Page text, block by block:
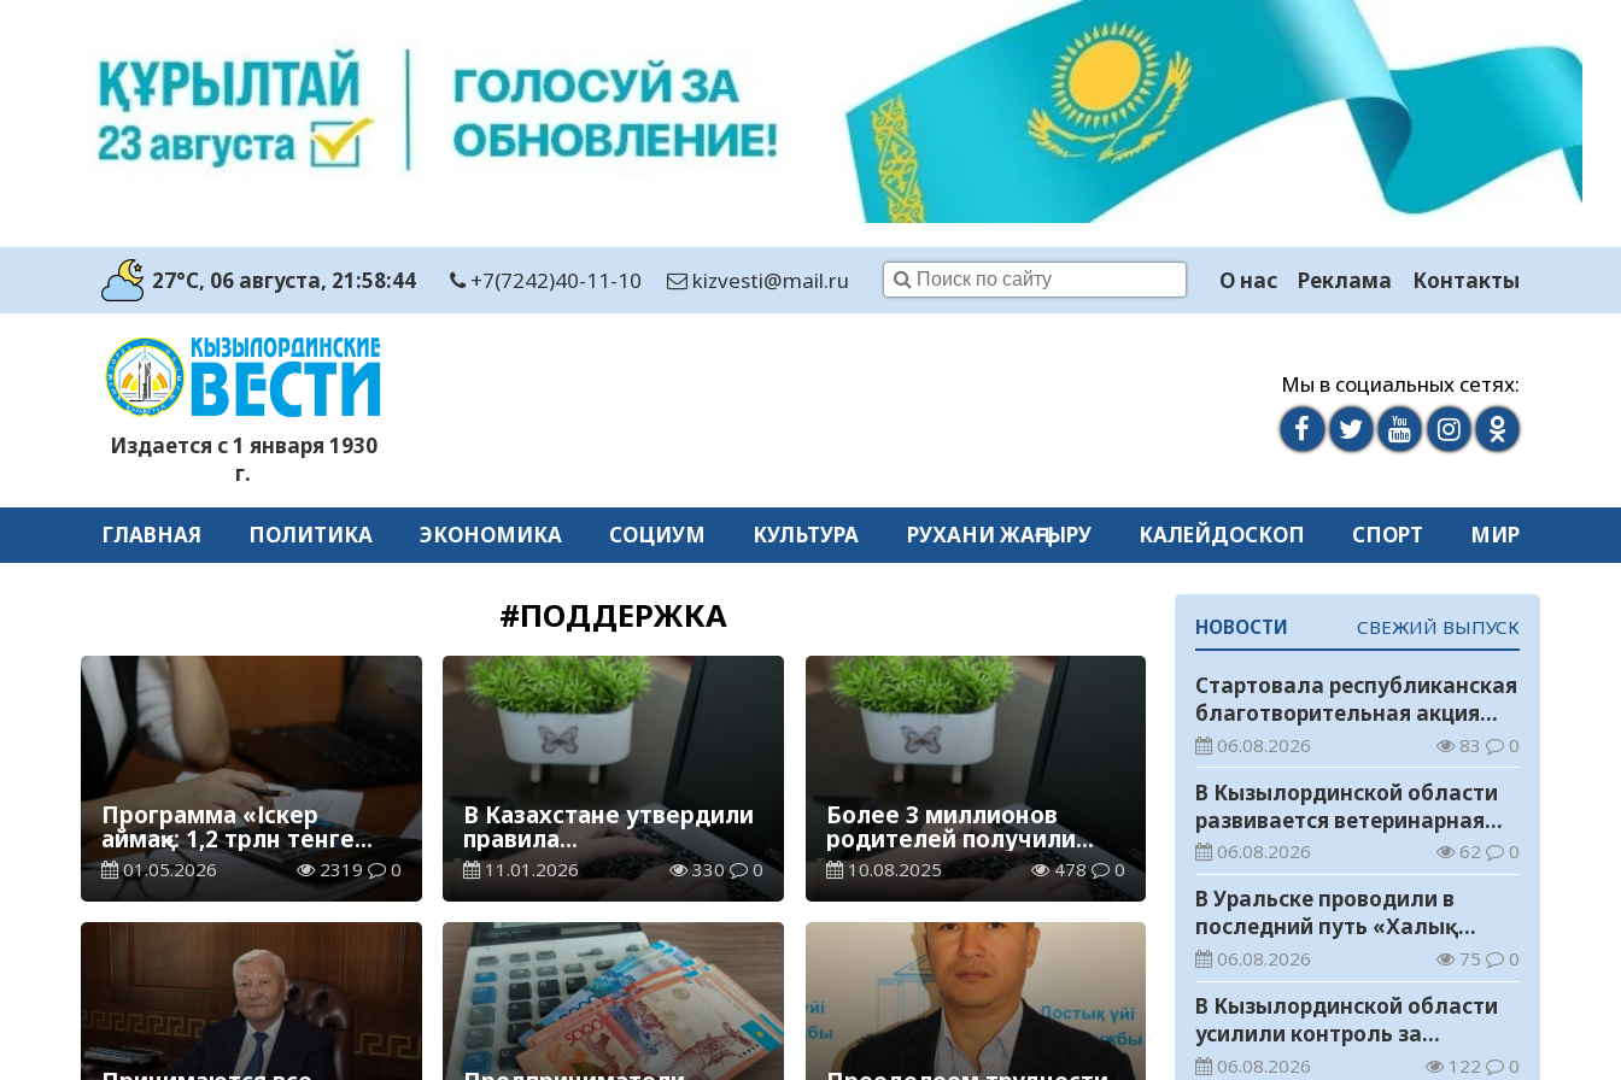
27°C, 06 августа, 21:58:44 +7(7242)40-11-10 kizvesti@mail.ru О нас Реклама Контакты
Издается с 1 января 1930
г.
Мы в социальных сетях:
ГЛАВНАЯ ПОЛИТИКА ЭКОНОМИКА СОЦИУМ КУЛЬТУРА РУХАНИ ЖАҢҒЫРУ КАЛЕЙДОСКОП СПОРТ МИР
#ПОДДЕРЖКА
Программа «Іскер
аймақ»: 1,2 трлн тенге
направят на поддержку
малого бизнеса до 2029
года
01.05.2026 2319 0
В Казахстане утвердили
правила
государственной
поддержки креативной
индустрии
11.01.2026 330 0
Более 3 миллионов
родителей получили
помощь в Центрах
педагогической
поддержки
10.08.2025 478 0
НОВОСТИ СВЕЖИЙ ВЫПУСК
Стартовала республиканская
благотворительная акция
«Дорога в школу»
06.08.2026 83 0
В Кызылординской области
развивается ветеринарная
отрасль
06.08.2026 62 0
В Уральске проводили в
последний путь «Халық
Қаһарманы» Ивана
Степановича Гапича
06.08.2026 75 0
В Кызылординской области
усилили контроль за
финансовой дисциплиной
06.08.2026 122 0